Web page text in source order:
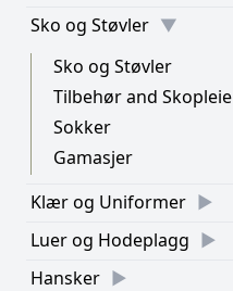
Sko og Støvler
Sko og Støvler
Tilbehør and Skopleie
Sokker
Gamasjer
Klær og Uniformer
Luer og Hodeplagg
Hansker